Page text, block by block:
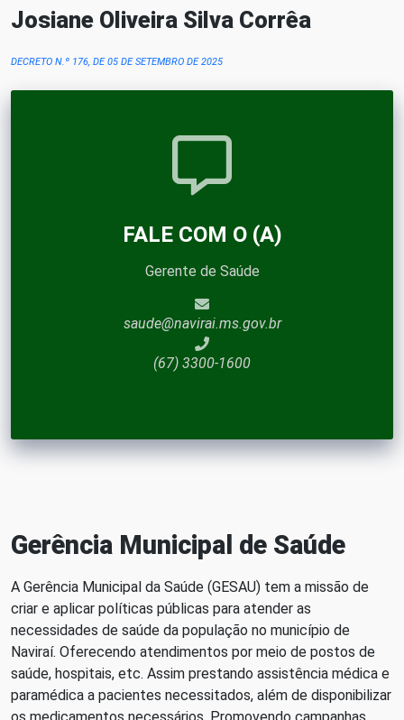
Josiane Oliveira Silva Corrêa
DECRETO N.º 176, DE 05 DE SETEMBRO DE 2025
FALE COM O (A)
Gerente de Saúde
saude@navirai.ms.gov.br
(67) 3300-1600
Gerência Municipal de Saúde
A Gerência Municipal da Saúde (GESAU) tem a missão de
criar e aplicar políticas públicas para atender as
necessidades de saúde da população no município de
Naviraí. Oferecendo atendimentos por meio de postos de
saúde, hospitais, etc. Assim prestando assistência médica e
paramédica a pacientes necessitados, além de disponibilizar